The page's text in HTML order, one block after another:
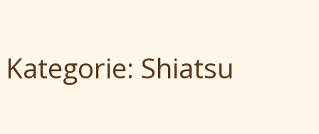
Kategorie: Shiatsu